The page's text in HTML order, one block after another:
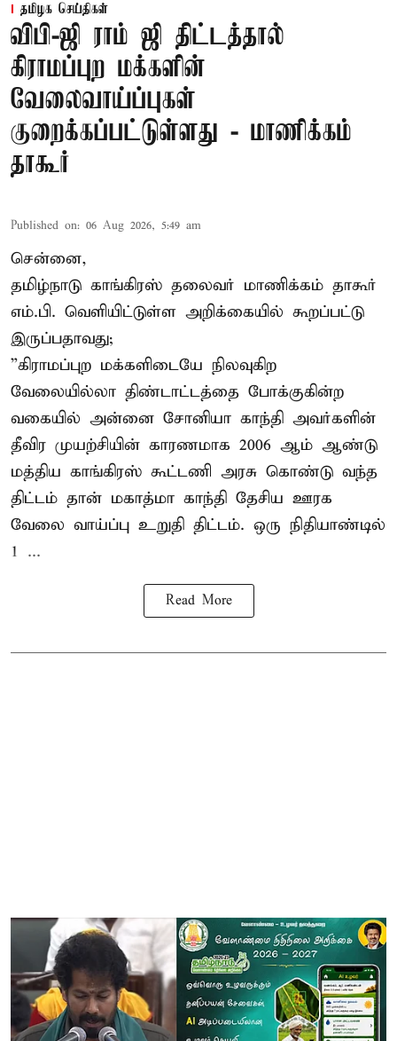
தமிழக செய்திகள்
விபி-ஜி ராம் ஜி திட்டத்தால்
கிராமப்புற மக்களின்
வேலைவாய்ப்புகள்
குறைக்கப்பட்டுள்ளது - மாணிக்கம்
தாகூர்
Published on: 06 Aug 2026, 5:49 am
சென்னை,
தமிழ்நாடு காங்கிரஸ் தலைவர் மாணிக்கம் தாகூர்
எம்.பி. வெளியிட்டுள்ள அறிக்கையில் கூறப்பட்டு
இருப்பதாவது;
”கிராமப்புற மக்களிடையே நிலவுகிற
வேலையில்லா திண்டாட்டத்தை போக்குகின்ற
வகையில் அன்னை சோனியா காந்தி அவர்களின்
தீவிர முயற்சியின் காரணமாக 2006 ஆம் ஆண்டு
மத்திய காங்கிரஸ் கூட்டணி அரசு கொண்டு வந்த
திட்டம் தான் மகாத்மா காந்தி தேசிய ஊரக
வேலை வாய்ப்பு உறுதி திட்டம். ஒரு நிதியாண்டில்
1 ...
Read More